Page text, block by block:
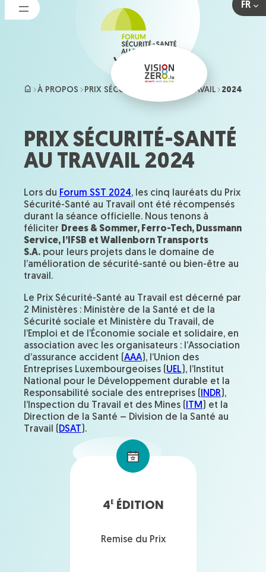
Aller
au
FR
À PROPOS PRIX SÉCURITÉ-SANTÉ AU TRAVAIL 2024
PRIX SÉCURITÉ-SANTÉ
AU TRAVAIL 2024
Lors du Forum SST 2024, les cinq lauréats du Prix
Sécurité-Santé au Travail ont été récompensés
durant la séance officielle. Nous tenons à
féliciter Drees & Sommer, Ferro-Tech, Dussmann
Service, l’IFSB et Wallenborn Transports
S.A. pour leurs projets dans le domaine de
l’amélioration de sécurité-santé ou bien-être au
travail.
Le Prix Sécurité-Santé au Travail est décerné par
2 Ministères : Ministère de la Santé et de la
Sécurité sociale et Ministère du Travail, de
l’Emploi et de l’Économie sociale et solidaire, en
association avec les organisateurs : l’Association
d’assurance accident ( AAA), l’Union des
Entreprises Luxembourgeoises ( UEL), l’Institut
National pour le Développement durable et la
Responsabilité sociale des entreprises (
INDR),
l’Inspection du Travail et des Mines (
ITM ) et la
Direction de la Santé – Division de la Santé au
Travail (
DSAT ).
4 E ÉDITION
Remise du Prix